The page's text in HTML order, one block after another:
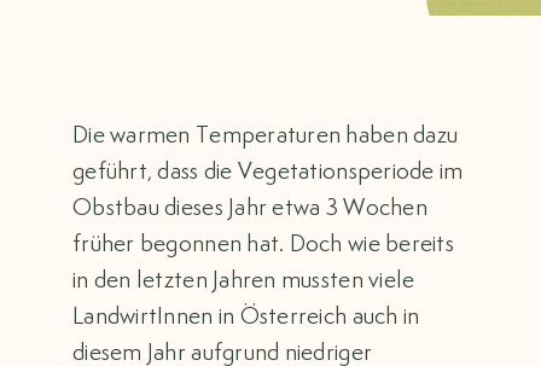
KONTAKT
MITGLIEDERBEREICH
Suche
nach:
Die warmen Temperaturen haben dazu
geführt, dass die Vegetationsperiode im
Obstbau dieses Jahr etwa 3 Wochen
früher begonnen hat. Doch wie bereits
in den letzten Jahren mussten viele
LandwirtInnen in Österreich auch in
diesem Jahr aufgrund niedriger